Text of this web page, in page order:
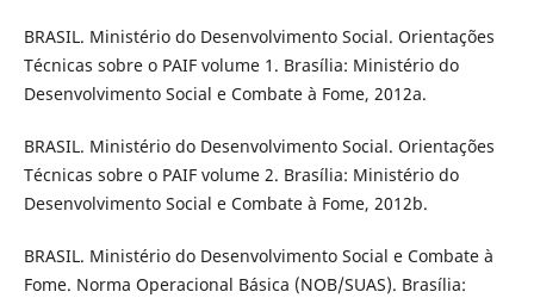
BRASIL. Ministério do Desenvolvimento Social. Orientações
Técnicas sobre o PAIF volume 1. Brasília: Ministério do
Desenvolvimento Social e Combate à Fome, 2012a.
BRASIL. Ministério do Desenvolvimento Social. Orientações
Técnicas sobre o PAIF volume 2. Brasília: Ministério do
Desenvolvimento Social e Combate à Fome, 2012b.
BRASIL. Ministério do Desenvolvimento Social e Combate à
Fome. Norma Operacional Básica (NOB/SUAS). Brasília: